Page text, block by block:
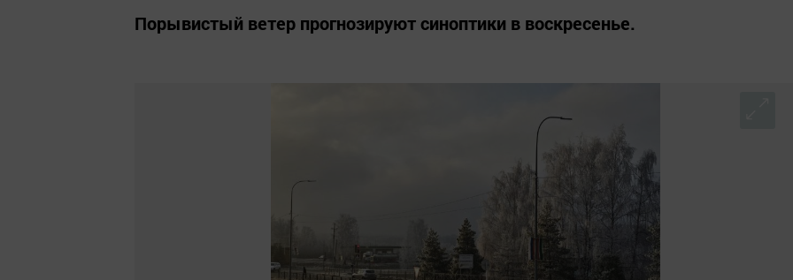
Порывистый ветер прогнозируют синоптики в воскресенье.